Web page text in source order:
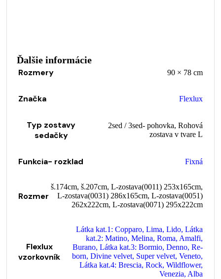
Ďalšie informácie
Rozmery 90 × 78 cm
Značka Flexlux
Typ zostavy
sedačky
2sed / 3sed- pohovka, Rohová
zostava v tvare L
Funkcia- rozklad Fixná
Rozmer
š.174cm, š.207cm, L-zostava(0011) 253x165cm,
L-zostava(0031) 286x165cm, L-zostava(0051)
262x222cm, L-zostava(0071) 295x222cm
Flexlux
vzorkovník
Látka kat.1: Copparo, Lima, Lido, Látka
kat.2: Matino, Melina, Roma, Amalfi,
Burano, Látka kat.3: Bormio, Denno, Re-
born, Divine velvet, Super velvet, Veneto,
Látka kat.4: Brescia, Rock, Wildflower,
Venezia, Alba